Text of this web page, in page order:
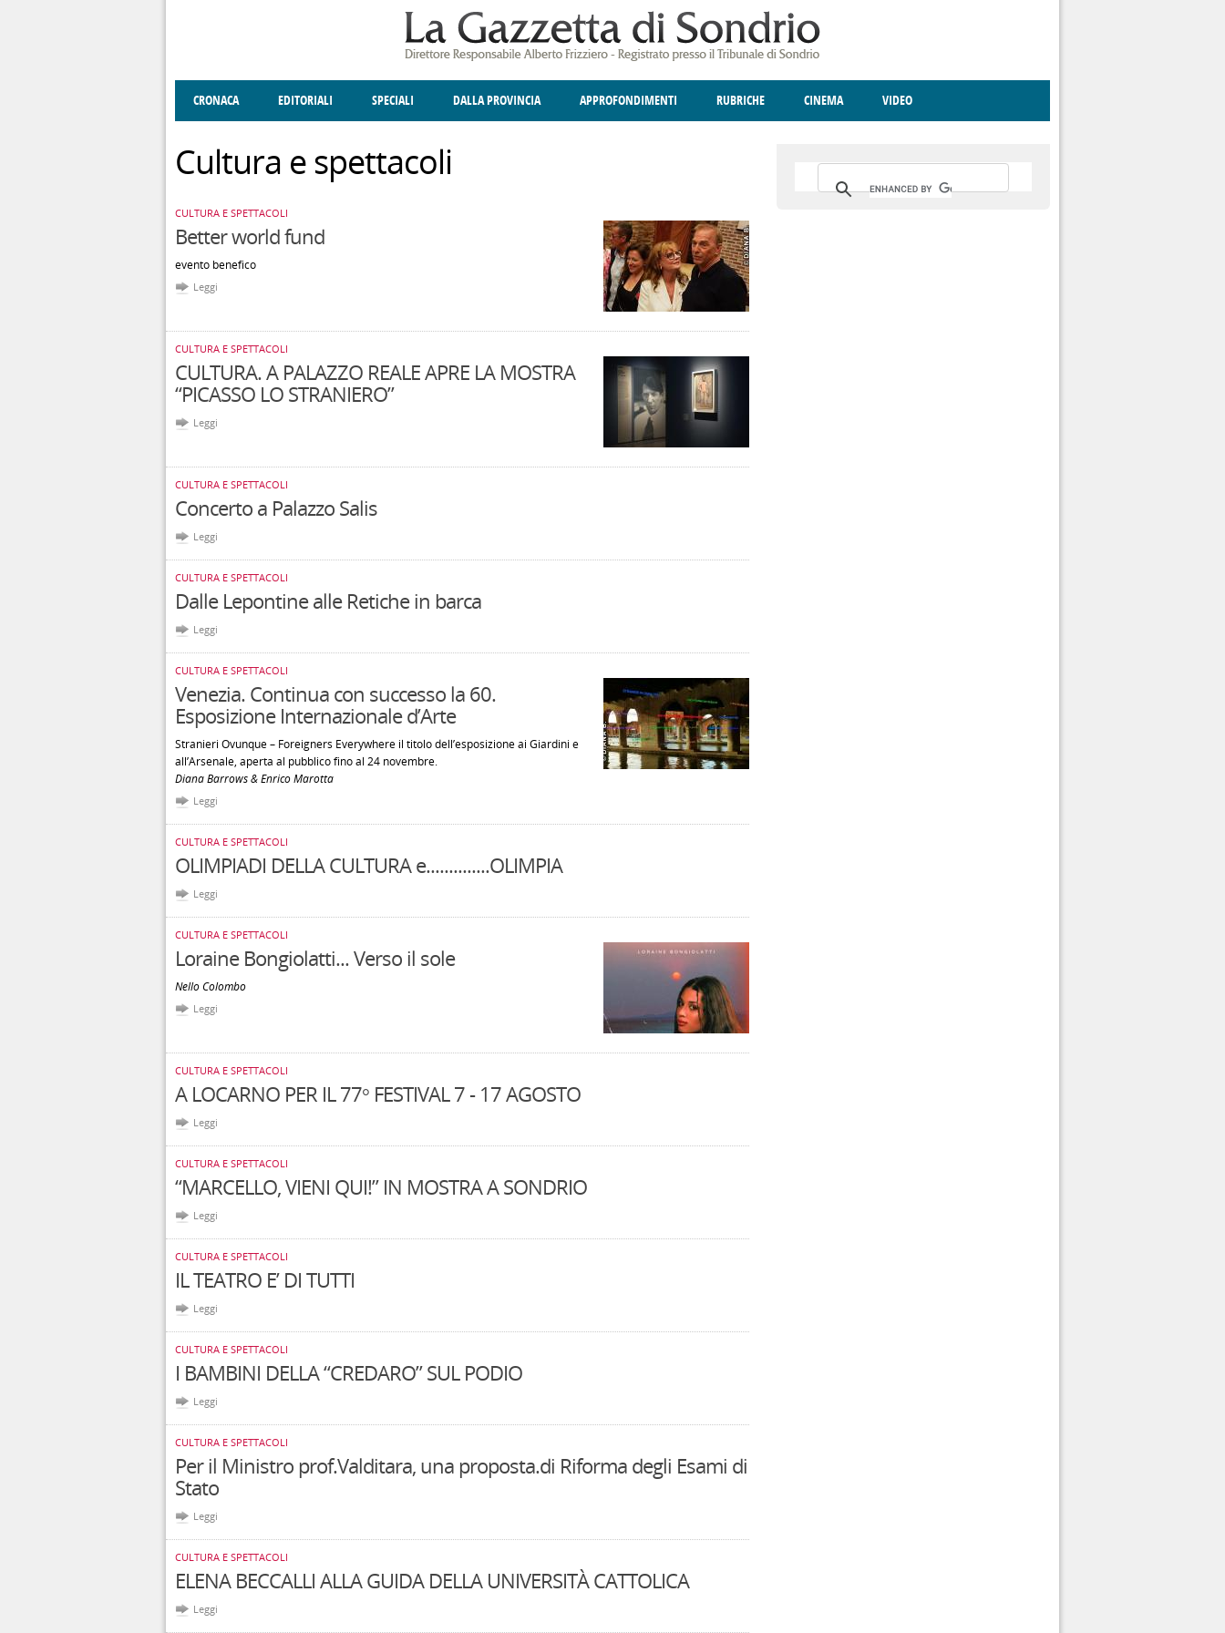
CRONACA EDITORIALI SPECIALI DALLA PROVINCIA APPROFONDIMENTI RUBRICHE CINEMA VIDEO
Cultura e spettacoli
CULTURA E SPETTACOLI
Better world fund
evento benefico
Leggi
CULTURA E SPETTACOLI
CULTURA. A PALAZZO REALE APRE LA MOSTRA
“PICASSO LO STRANIERO”
Leggi
CULTURA E SPETTACOLI
Concerto a Palazzo Salis
Leggi
CULTURA E SPETTACOLI
Dalle Lepontine alle Retiche in barca
Leggi
CULTURA E SPETTACOLI
Venezia. Continua con successo la 60.
Esposizione Internazionale d’Arte
Stranieri Ovunque – Foreigners Everywhere il titolo dell’esposizione ai Giardini e
all’Arsenale, aperta al pubblico fino al 24 novembre.
Diana Barrows & Enrico Marotta
Leggi
CULTURA E SPETTACOLI
OLIMPIADI DELLA CULTURA e..............OLIMPIA
Leggi
CULTURA E SPETTACOLI
Loraine Bongiolatti... Verso il sole
Nello Colombo
Leggi
CULTURA E SPETTACOLI
A LOCARNO PER IL 77° FESTIVAL 7 - 17 AGOSTO
Leggi
CULTURA E SPETTACOLI
“MARCELLO, VIENI QUI!” IN MOSTRA A SONDRIO
Leggi
CULTURA E SPETTACOLI
IL TEATRO E’ DI TUTTI
Leggi
CULTURA E SPETTACOLI
I BAMBINI DELLA “CREDARO” SUL PODIO
Leggi
CULTURA E SPETTACOLI
Per il Ministro prof.Valditara, una proposta.di Riforma degli Esami di
Stato
Leggi
CULTURA E SPETTACOLI
ELENA BECCALLI ALLA GUIDA DELLA UNIVERSITÀ CATTOLICA
Leggi